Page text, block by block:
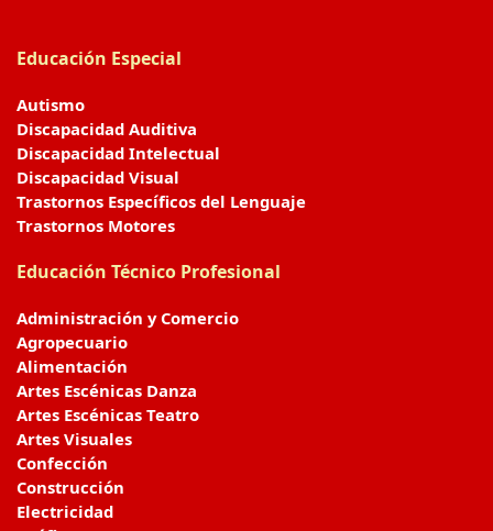
Educación Especial
Autismo
Discapacidad Auditiva
Discapacidad Intelectual
Discapacidad Visual
Trastornos Específicos del Lenguaje
Trastornos Motores
Educación Técnico Profesional
Administración y Comercio
Agropecuario
Alimentación
Artes Escénicas Danza
Artes Escénicas Teatro
Artes Visuales
Confección
Construcción
Electricidad